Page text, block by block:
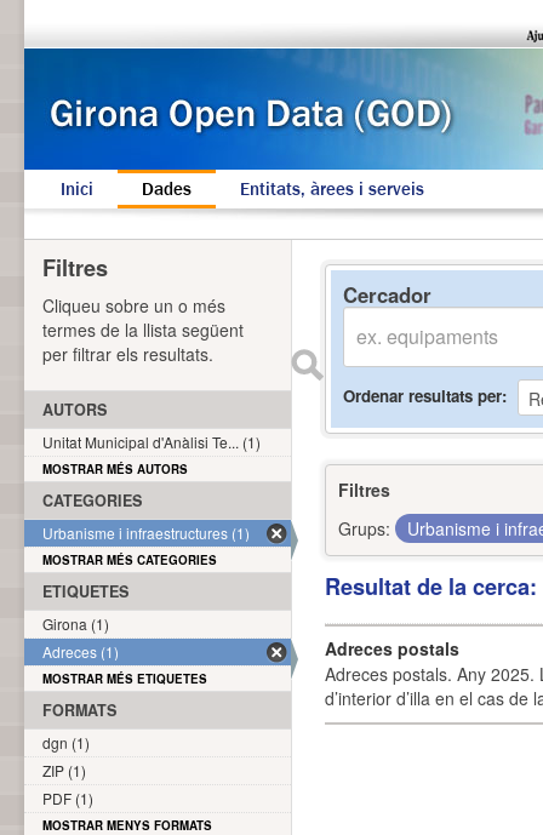
Inici Dades Entitats, àrees i serveis
Cercador
Ordenar resultats per
Filtres
Grups:
Urbanisme i
Resultat de la
Adreces postals
Adreces postals. Any 2025.
d’interior d’illa en el cas
Filtres
Cliqueu sobre un o més
termes de la llista següent
per filtrar els resultats.
AUTORS
Unitat Municipal d'Anàlisi Te... (1)
MOSTRAR MÉS AUTORS
CATEGORIES
Urbanisme i infraestructures (1)
MOSTRAR MÉS CATEGORIES
ETIQUETES
Girona (1)
Adreces (1)
MOSTRAR MÉS ETIQUETES
FORMATS
dgn (1)
ZIP (1)
PDF (1)
MOSTRAR MENYS FORMATS